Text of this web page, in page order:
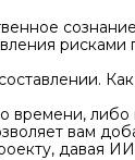
рисками
времени, либо
вам
давая